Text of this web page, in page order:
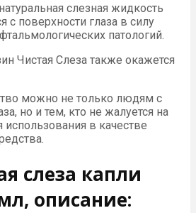
слезная жидкость
с поверхности глаза в силу
патологий.
Чистая Слеза также окажется
можно не только людям с
но и тем, кто не жалуется на
в качестве
слеза капли
описание: